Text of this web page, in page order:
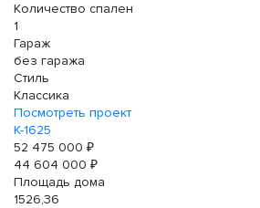
Количество спален
1
Гараж
без гаража
Стиль
Классика
Посмотреть проект
К-1625
52 475 000 ₽
44 604 000 ₽
Площадь дома
1526,36